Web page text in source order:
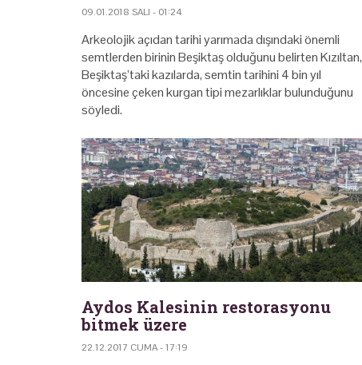
09.01.2018 SALI - 01:24
Arkeolojik açıdan tarihi yarımada dışındaki önemli
semtlerden birinin Beşiktaş olduğunu belirten Kızıltan,
Beşiktaş’taki kazılarda, semtin tarihini 4 bin yıl
öncesine çeken kurgan tipi mezarlıklar bulunduğunu
söyledi.
Aydos Kalesinin restorasyonu
bitmek üzere
22.12.2017 CUMA - 17:19